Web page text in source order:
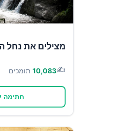
מצילים את נחל
✍️
10,083 תומכים
חתימה